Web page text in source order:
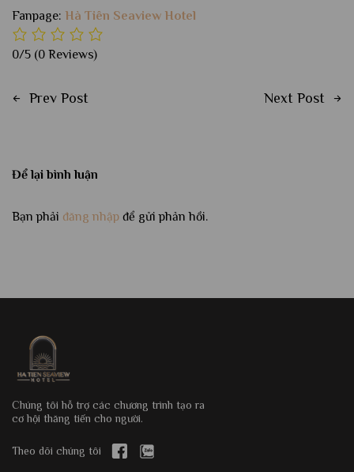
Fanpage: Hà Tiên Seaview Hotel
0/5 (0 Reviews)
Prev Post Next Post
Để lại bình luận
Bạn phải đăng nhập để gửi phản hồi.
Chúng tôi hỗ trợ các chương trình tạo ra
cơ hội thăng tiến cho người.
Theo dõi chúng tôi